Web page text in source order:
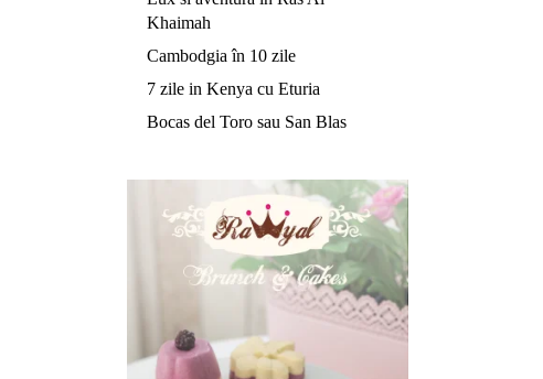
Khaimah
Cambodgia în 10 zile
7 zile in Kenya cu Eturia
Bocas del Toro sau San Blas